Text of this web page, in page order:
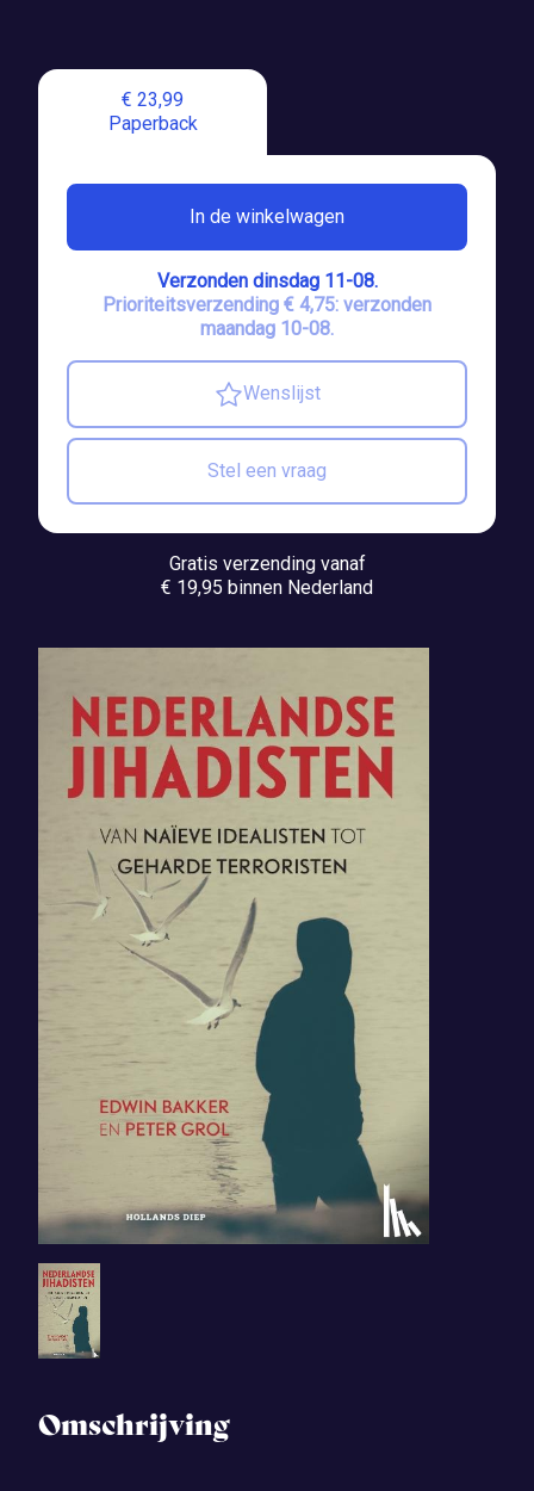
Omschrijving
€ 23,99
Paperback
In de winkelwagen
Verzonden dinsdag 11-08.
Prioriteitsverzending € 4,75: verzonden
maandag 10-08.
Wenslijst
Stel een vraag
Gratis verzending vanaf
€ 19,95 binnen Nederland